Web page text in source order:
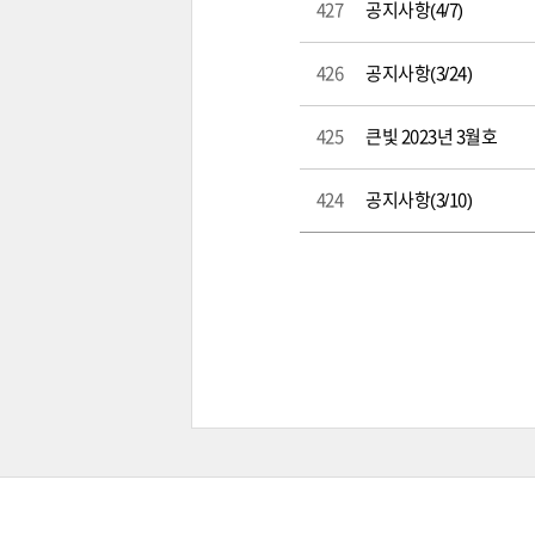
427 공지사항(4/7)
426 공지사항(3/24)
425 큰빛 2023년 3월호
424 공지사항(3/10)